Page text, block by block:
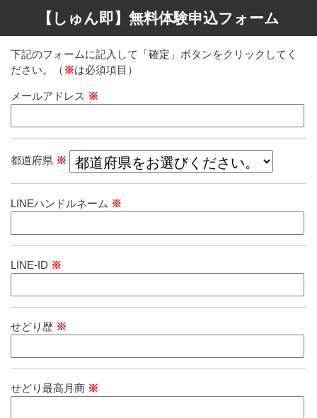
【しゅん即】無料体験申込フォーム
下記のフォームに記入して「確定」ボタンをクリックしてく
ださい。（ ※は必須項目）
メールアドレス ※
都道府県 ※
LINEハンドルネーム ※
LINE-ID ※
せどり歴 ※
せどり最高月商 ※